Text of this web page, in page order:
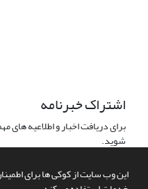
این وب سایت از کوکی ها برای
اشتراک خبرنامه
برای دریافت اخبار و اطلاعیه
شوید.